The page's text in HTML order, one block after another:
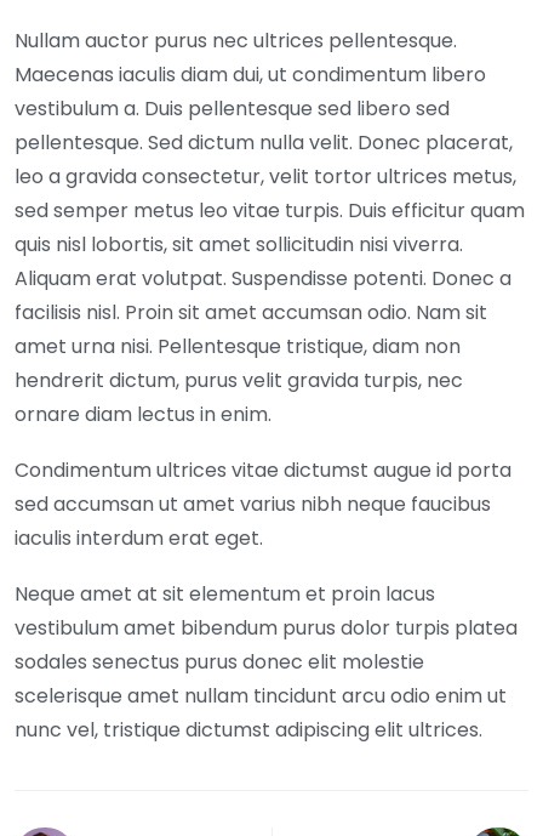
Nullam auctor purus nec ultrices pellentesque.
Maecenas iaculis diam dui, ut condimentum libero
vestibulum a. Duis pellentesque sed libero sed
pellentesque. Sed dictum nulla velit. Donec placerat,
leo a gravida consectetur, velit tortor ultrices metus,
sed semper metus leo vitae turpis. Duis efficitur quam
quis nisl lobortis, sit amet sollicitudin nisi viverra.
Aliquam erat volutpat. Suspendisse potenti. Donec a
facilisis nisl. Proin sit amet accumsan odio. Nam sit
amet urna nisi. Pellentesque tristique, diam non
hendrerit dictum, purus velit gravida turpis, nec
ornare diam lectus in enim.
Condimentum ultrices vitae dictumst augue id porta
sed accumsan ut amet varius nibh neque faucibus
iaculis interdum erat eget.
Neque amet at sit elementum et proin lacus
vestibulum amet bibendum purus dolor turpis platea
sodales senectus purus donec elit molestie
scelerisque amet nullam tincidunt arcu odio enim ut
nunc vel, tristique dictumst adipiscing elit ultrices.